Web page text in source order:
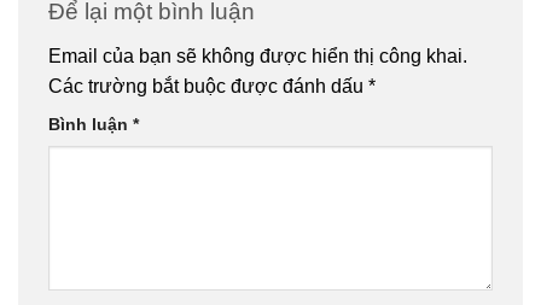
Để lại một bình luận
Email của bạn sẽ không được hiển thị công khai.
Các trường bắt buộc được đánh dấu *
Bình luận *